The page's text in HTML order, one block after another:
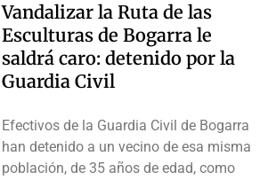
Vandalizar la Ruta de las
Esculturas de Bogarra le
saldrá caro: detenido por la
Guardia Civil
Efectivos de la Guardia Civil de Bogarra
han detenido a un vecino de esa misma
población, de 35 años de edad, como